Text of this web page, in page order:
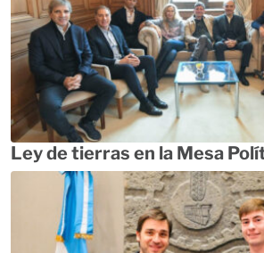
Ley de tierras en la Mesa